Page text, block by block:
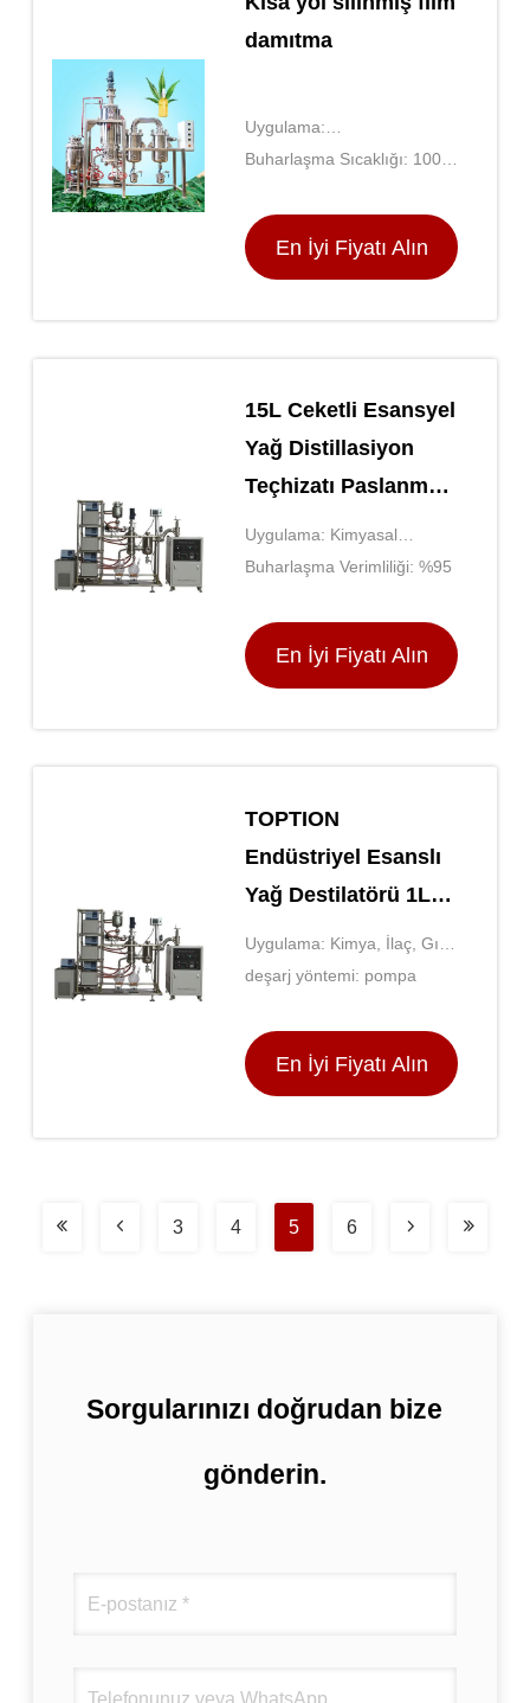
damıtma
Uygulama:
Kimyasal/Eczacılık/Gıda
Buharlaşma Sıcaklığı: 100-
En İyi Fiyatı Alın
15L Ceketli Esansyel
Yağ Distillasiyon
Teçhizatı Paslanmaz
Çelik
Uygulama: Kimyasal
endüstri
Buharlaşma Verimliliği: %95
En İyi Fiyatı Alın
TOPTION
Endüstriyel Esanslı
Yağ Destilatörü 1L
Kapalı Cam Tankla
Uygulama: Kimya, İlaç, Gıda
vb.
deşarj yöntemi: pompa
En İyi Fiyatı Alın
3 4 5 6
Sorgularınızı doğrudan bize
gönderin.